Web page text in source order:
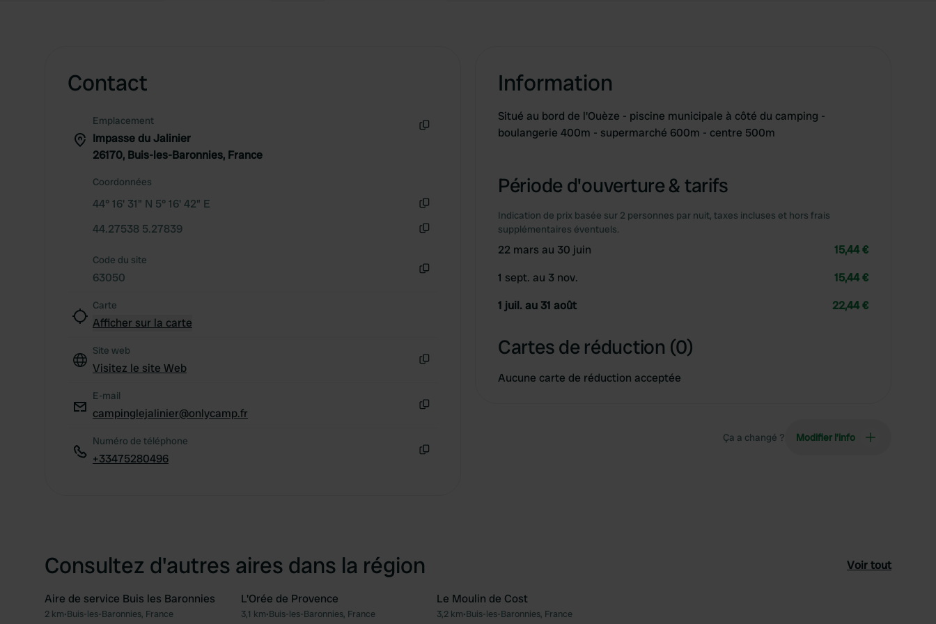
Contact
Emplacement
Impasse du Jalinier
26170, Buis-les-Baronnies, France
Coordonnées
44° 16' 31" N 5° 16' 42" E
44.27538 5.27839
Code du site
63050
Carte
Afficher sur la carte
Site web
Visitez le site Web
E-mail
campinglejalinier@onlycamp.fr
Numéro de téléphone
+33475280496
Information
Situé au bord de l'Ouèze - piscine municipale à côté du camping -
boulangerie 400m - supermarché 600m - centre 500m
Période d'ouverture & tarifs
Indication de prix basée sur 2 personnes par nuit, taxes incluses et hors frais
supplémentaires éventuels.
22 mars au 30 juin
15,44 €
1 sept. au 3 nov.
15,44 €
1 juil. au 31 août
22,44 €
Cartes de réduction (0)
Aucune carte de réduction acceptée
Ça a changé ? Modifier l’info
Consultez d'autres aires dans la région Voir tout
Préféré
Aire de service Buis les Baronnies
2 km•Buis-les-Baronnies, France Préféré
L'Orée de Provence
3,1 km•Buis-les-Baronnies, France
Le Moulin de Cost
3,2 km•Buis-les-Baronnies, France